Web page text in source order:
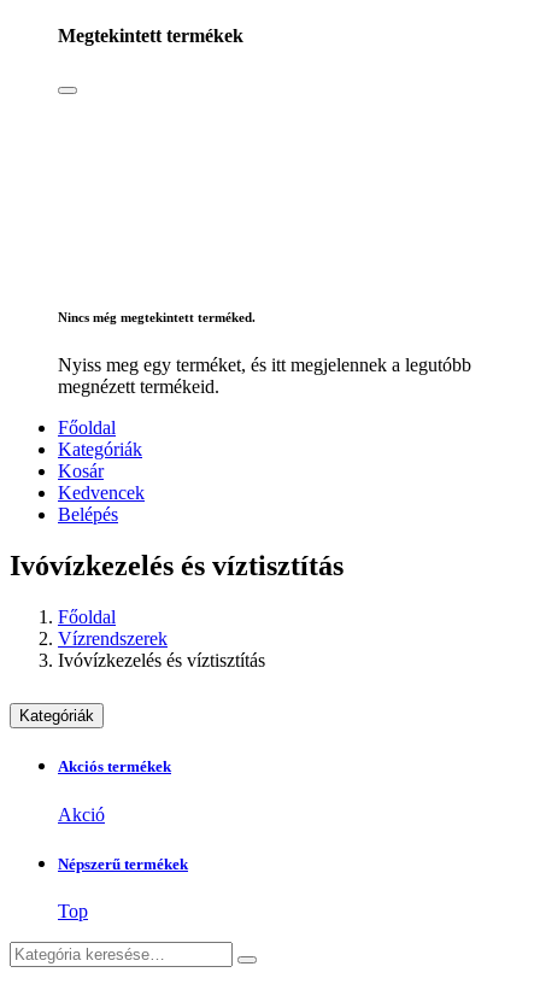
Megtekintett termékek
Nincs még megtekintett terméked.
Nyiss meg egy terméket, és itt megjelennek a legutóbb
megnézett termékeid.
Főoldal
Kategóriák
Kosár
Kedvencek
Belépés
Ivóvízkezelés és víztisztítás
Főoldal
Vízrendszerek
Ivóvízkezelés és víztisztítás
Kategóriák
Akciós termékek
Akció
Népszerű termékek
Top